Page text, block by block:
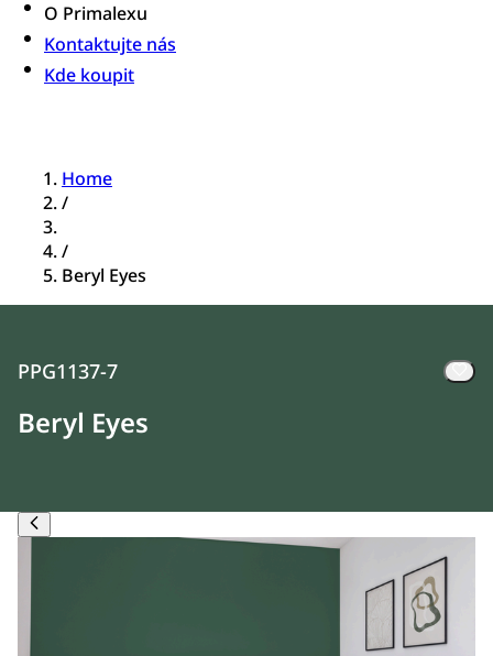
O Primalexu
Kontaktujte nás
Kde koupit
Home
/
/
Beryl Eyes
PPG1137-7
Beryl Eyes